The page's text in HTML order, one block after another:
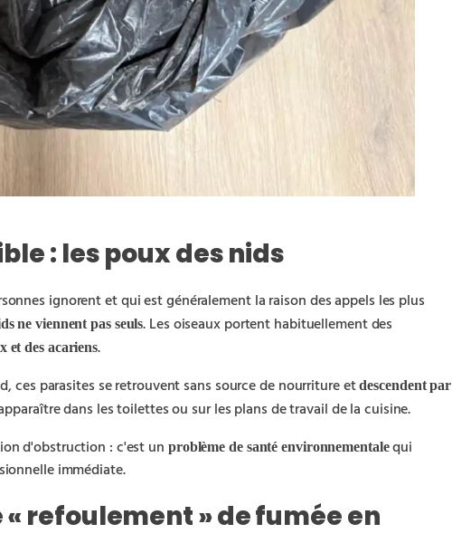
: les poux des nids
ignorent et qui est généralement la raison des appels les plus
ne viennent pas seuls. Les oiseaux portent habituellement des
et des acariens.
ces parasites se retrouvent sans source de nourriture etdescendent par
dans les toilettes ou sur les plans de travail de la cuisine.
d'obstruction : c'est un problème de santé environnementalequi
immédiate.
refoulement » de fumée en